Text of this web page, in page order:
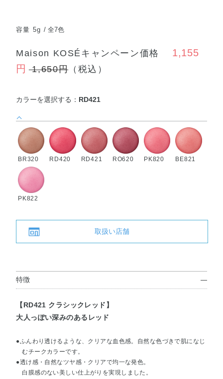
容量 5g 全7色
Maison KOSÉキャンペーン価格
1,155
円 1,650円（税込）
カラーを選択する： RD421
BR320 RD420 RD421 RO620 PK820 BE821
PK822
取扱い店舗
特徴
【RD421 クラシックレッド】
大人っぽい深みのあるレッド
●ふんわり透けるような、クリアな血色感。自然な色づきで肌になじ
むチークカラーです。
●透け感・自然なツヤ感・クリアで均一な発色。
白膜感のない美しい仕上がりを実現しました。